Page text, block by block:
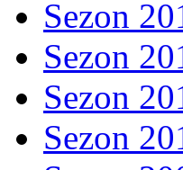
Sezon
Sezon
Sezon
Sezon